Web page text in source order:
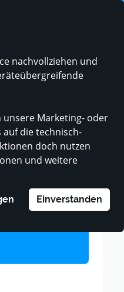
nachvollziehen und
unsere Marketing- oder
die technisch-
doch nutzen
und weitere
Einverstanden
Geschäft anmelden